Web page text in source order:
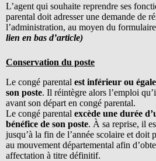
L’agent qui souhaite reprendre ses
parental doit adresser une demande de
l’administration, au moyen du
lien en bas d’article)
Conservation du poste
Le congé parental est inférieur ou
son poste. Il réintègre alors l’emploi
avant son départ en congé parental.
Le congé parental excède une durée
bénéfice de son poste. À sa reprise, il
jusqu’à la fin de l’année scolaire et doit
au mouvement départemental afin
affectation à titre définitif.